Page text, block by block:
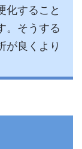
化すること
。そうする
が良くより